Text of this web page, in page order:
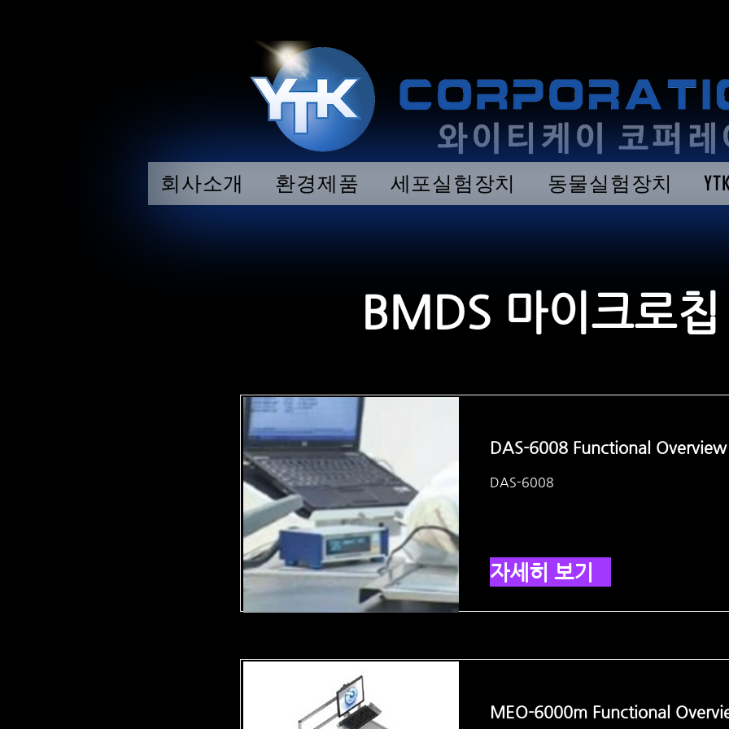
회사소개 환경제품 세포실험장치 동물실험장치
BMDS 마이크로
DAS-6008 Functional Overview
DAS-6008
자세히 보기
MEO-6000m Functional